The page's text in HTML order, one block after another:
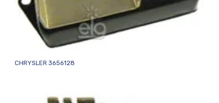
CHRYSLER 3656128